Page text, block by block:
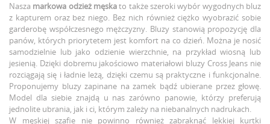
Nasza markowa odzież męskato także szeroki wybór wygodnych bluz
z kapturem oraz bez niego. Bez nich również ciężko wyobrazić sobie
garderobę współczesnego mężczyzny. Bluzy stanowią propozycję dla
panów, których priorytetem jest komfort na co dzień. Można je nosić
samodzielnie lub jako odzienie wierzchnie, na przykład wiosną lub
jesienią. Dzięki dobremu jakościowo materiałowi bluzy Cross Jeans nie
rozciągają się i ładnie leżą, dzięki czemu są praktyczne i funkcjonalne.
Proponujemy bluzy zapinane na zamek bądź ubierane przez głowę.
Model dla siebie znajdą u nas zarówno panowie, którzy preferują
jednolite ubrania, jak i ci, którym zależy na niebanalnych nadrukach.
W męskiej szafie nie powinno również zabraknąć lekkiej kurtki